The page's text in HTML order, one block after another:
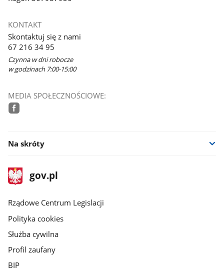
KONTAKT
Skontaktuj się z nami
67 216 34 95
Czynna w dni robocze
w godzinach 7:00-15:00
MEDIA SPOŁECZNOŚCIOWE:
Na skróty
stopka
gov.plStrona
gov.pl
Rządowe Centrum Legislacji
Polityka cookies
Służba cywilna
Profil zaufany
BIP